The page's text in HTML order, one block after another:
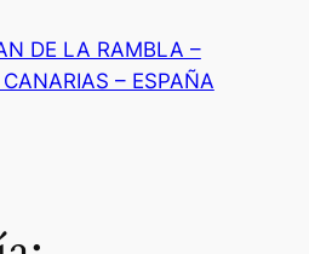
DE LA RAMBLA –
– ESPAÑA